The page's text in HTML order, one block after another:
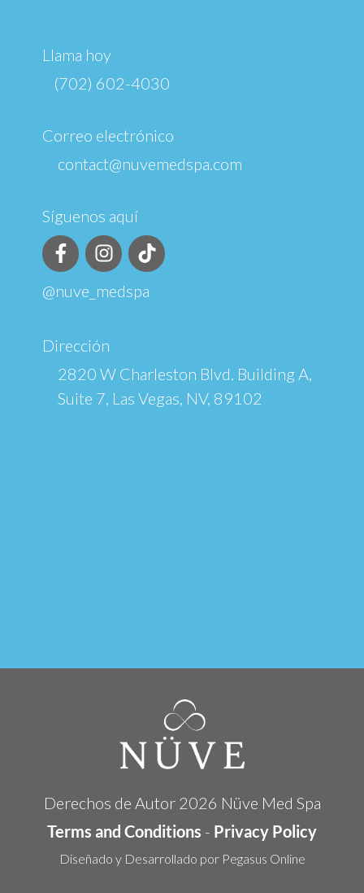
Llama hoy
(702) 602-4030
Correo electrónico
contact@nuvemedspa.com
Síguenos aquí
@nuve_medspa
Dirección
2820 W Charleston Blvd. Building A,
Suite 7, Las Vegas, NV, 89102
Derechos de Autor 2026 Nüve Med Spa
Terms and Conditions - Privacy Policy
Diseñado y Desarrollado por Pegasus Online